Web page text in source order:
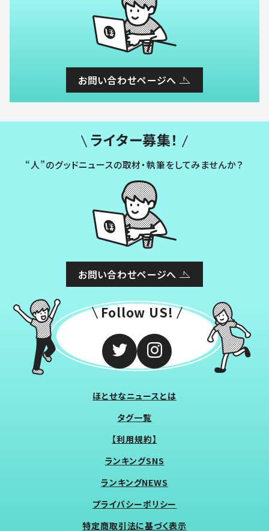
お問い合わせページへ
ライター募集！
“人”のグッドニュースの取材・執筆をしてみませんか？
お問い合わせページへ
Follow US!
ほとせなニュースとは
タグ一覧
【利用規約】
ランキングSNS
ランキングNEWS
プライバシーポリシー
特定商取引法に基づく表示